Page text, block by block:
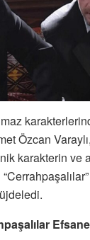
Özcan
karakterin ve